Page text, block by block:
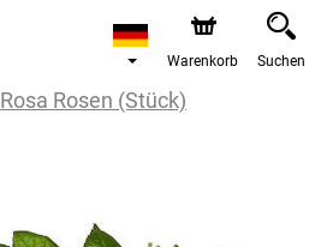
Warenkorb Suchen
Rosa Rosen (Stück)